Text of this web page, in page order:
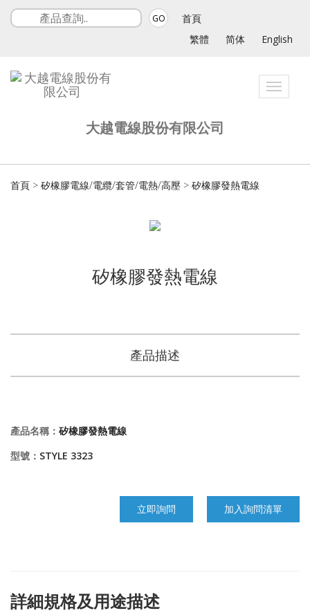
GO
首頁
繁體
简体 English
Toggle
大越電線股份有限公司
首頁 > 矽橡膠電線/電纜/套管/電熱/高壓 > 矽橡膠發熱電線
矽橡膠發熱電線
產品描述
產品名稱： 矽橡膠發熱電線
型號： STYLE 3323
立即詢問 加入詢問清單
詳細規格及用途描述